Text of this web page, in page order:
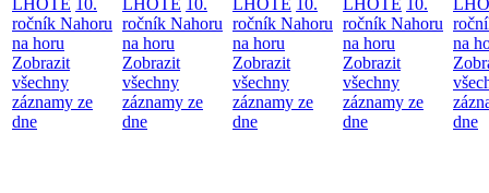
LHOTĚ 10.
ročník Nahoru
na horu
Zobrazit
všechny
záznamy ze
dne
LHOTĚ 10.
ročník Nahoru
na horu
Zobrazit
všechny
záznamy ze
dne
LHOTĚ 10.
ročník Nahoru
na horu
Zobrazit
všechny
záznamy ze
dne
LHOTĚ 10.
ročník Nahoru
na horu
Zobrazit
všechny
záznamy ze
dne
na
dne